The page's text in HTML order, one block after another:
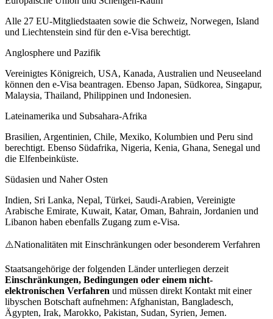
Alle 27 EU-Mitgliedstaaten sowie die Schweiz, Norwegen, Island
und Liechtenstein sind für den e-Visa berechtigt.
Anglosphere und Pazifik
Vereinigtes Königreich, USA, Kanada, Australien und Neuseeland
können den e-Visa beantragen. Ebenso Japan, Südkorea, Singapur,
Malaysia, Thailand, Philippinen und Indonesien.
Lateinamerika und Subsahara-Afrika
Brasilien, Argentinien, Chile, Mexiko, Kolumbien und Peru sind
berechtigt. Ebenso Südafrika, Nigeria, Kenia, Ghana, Senegal und
die Elfenbeinküste.
Südasien und Naher Osten
Indien, Sri Lanka, Nepal, Türkei, Saudi-Arabien, Vereinigte
Arabische Emirate, Kuwait, Katar, Oman, Bahrain, Jordanien und
Libanon haben ebenfalls Zugang zum e-Visa.
⚠️Nationalitäten mit Einschränkungen oder besonderem Verfahren
Staatsangehörige der folgenden Länder unterliegen derzeit
Einschränkungen, Bedingungen oder einem nicht-
elektronischen Verfahren und müssen direkt Kontakt mit einer
libyschen Botschaft aufnehmen: Afghanistan, Bangladesch,
Ägypten, Irak, Marokko, Pakistan, Sudan, Syrien, Jemen.